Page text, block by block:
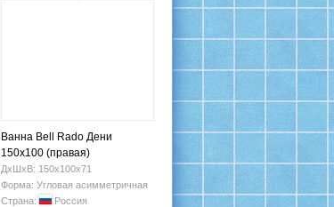
Ванна Bell Rado Дени
150х100 (правая)
ДхШхВ: 150х100х71
Форма: Угловая асимметричная
Страна:
Россия